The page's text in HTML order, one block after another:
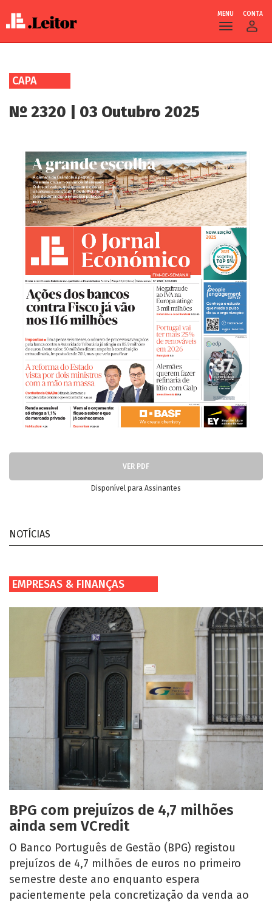
main
CONTA
MENU
CAPA
Nº 2320 | 03 Outubro 2025
VER PDF
Disponível para Assinantes
NOTÍCIAS
EMPRESAS & FINANÇAS
BPG com prejuízos de 4,7 milhões
ainda sem VCredit
O Banco Português de Gestão (BPG) registou
prejuízos de 4,7 milhões de euros no primeiro
semestre deste ano enquanto espera
pacientemente pela concretização da venda ao